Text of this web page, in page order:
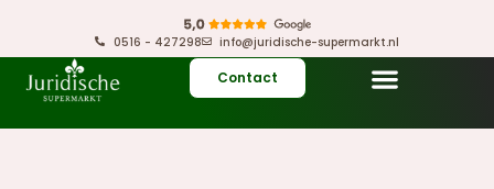
0516 - 427298 info@juridische-supermarkt.nl
Contact